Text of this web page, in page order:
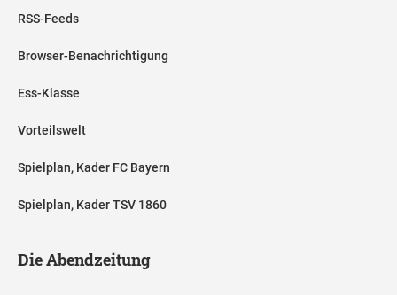
RSS-Feeds
Browser-Benachrichtigung
Ess-Klasse
Vorteilswelt
Spielplan, Kader FC Bayern
Spielplan, Kader TSV 1860
Die Abendzeitung